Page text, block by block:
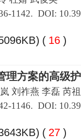
16 )
27 )